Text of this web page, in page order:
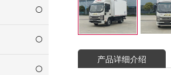
产品详细介绍